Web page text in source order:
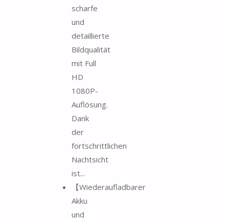
scharfe
und
detaillierte
Bildqualität
mit Full
HD
1080P-
Auflösung.
Dank
der
fortschrittlichen
Nachtsicht
ist...
【Wiederaufladbarer
Akku
und